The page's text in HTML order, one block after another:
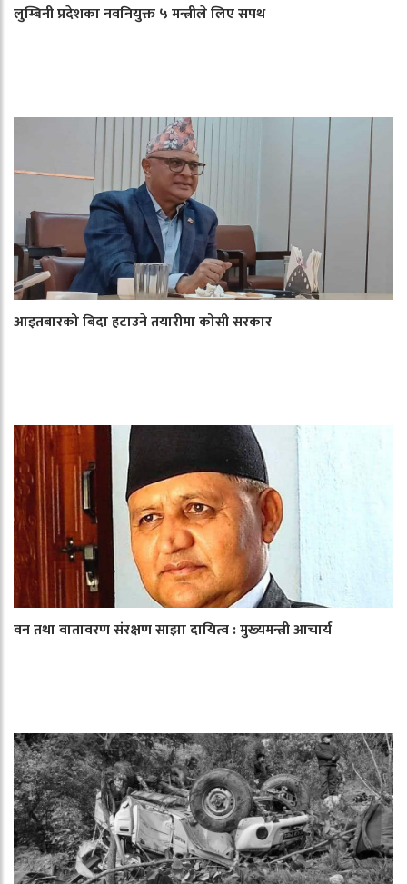
लुम्बिनी प्रदेशका नवनियुक्त ५ मन्त्रीले लिए सपथ
आइतबारको बिदा हटाउने तयारीमा कोसी सरकार
वन तथा वातावरण संरक्षण साझा दायित्व : मुख्यमन्त्री आचार्य